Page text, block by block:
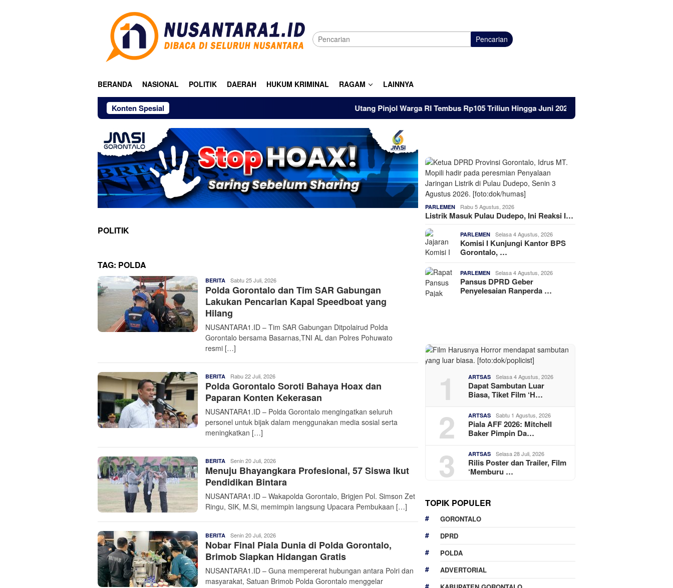
Pencarian
BERANDA NASIONAL POLITIK DAERAH HUKUM KRIMINAL RAGAM LAINNYA
Konten Spesial Utang Pinjol Warga RI Tembus Rp105 Triliun Hingga Juni 2026
POLITIK
TAG: POLDA
BERITA Admin
Nusantara
Sabtu 25 Juli, 2026
Polda Gorontalo dan Tim SAR Gabungan
Lakukan Pencarian Kapal Speedboat yang
Hilang
NUSANTARA1.ID – Tim SAR Gabungan Ditpolairud Polda
Gorontalo bersama Basarnas,TNI AL dan Polres Pohuwato
resmi […]
BERITA Admin
Nusantara
Rabu 22 Juli, 2026
Polda Gorontalo Soroti Bahaya Hoax dan
Paparan Konten Kekerasan
NUSANTARA1.ID – Polda Gorontalo mengingatkan seluruh
personel untuk bijak dalam menggunakan media sosial serta
meningkatkan […]
BERITA Admin
Nusantara
Senin 20 Juli, 2026
Menuju Bhayangkara Profesional, 57 Siswa Ikut
Pendidikan Bintara
NUSANTARA1.ID – Wakapolda Gorontalo, Brigjen Pol. Simson Zet
Ringu, SIK, M.Si, memimpin langsung Upacara Pembukaan […]
BERITA Admin
Nusantara
Senin 20 Juli, 2026
Nobar Final Piala Dunia di Polda Gorontalo,
Brimob Siapkan Hidangan Gratis
NUSANTARA1.ID – Guna mempererat hubungan antara Polri dan
masyarakat, Satuan Brimob Polda Gorontalo menggelar
PARLEMEN Rabu 5 Agustus, 2026
Listrik Masuk Pulau Dudepo, Ini Reaksi I…
PARLEMEN Selasa 4 Agustus, 2026
Komisi I Kunjungi Kantor BPS
Gorontalo, …
PARLEMEN Selasa 4 Agustus, 2026
Pansus DPRD Geber
Penyelesaian Ranperda …
1 ARTSAS Selasa 4 Agustus, 2026
Dapat Sambutan Luar
Biasa, Tiket Film ‘H…
2 ARTSAS Sabtu 1 Agustus, 2026
Piala AFF 2026: Mitchell
Baker Pimpin Da…
3 ARTSAS Selasa 28 Juli, 2026
Rilis Poster dan Trailer, Film
‘Memburu …
TOPIK POPULER
GORONTALO
DPRD
POLDA
ADVERTORIAL